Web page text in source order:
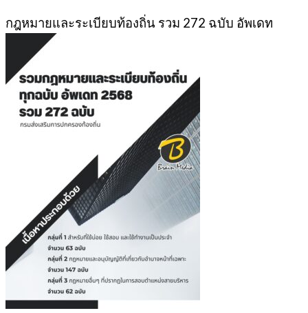
กฎหมายและระเบียบท้องถิ่น รวม 272 ฉบับ อัพเดท